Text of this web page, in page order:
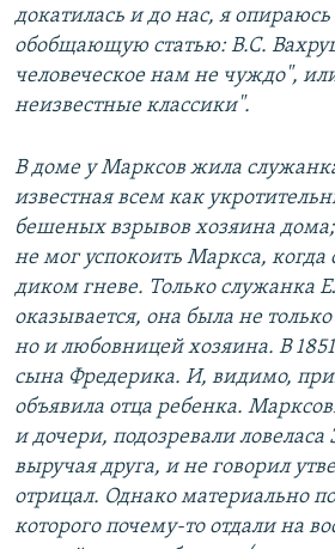
докатилась и до нас, я
обобщающую статью: В.С.
человеческое нам не чуждо",
неизвестные классики".
В доме у Марксов жила
известная всем как
бешеных взрывов хозяина
не мог успокоить Маркса, когда
диком гневе. Только служанка
оказывается, она была не
но и любовницей хозяина. В
сына Фредерика. И, видимо,
объявила отца ребенка.
и дочери, подозревали ловеласа
выручая друга, и не говорил
отрицал. Однако материально
которого почему-то отдали на